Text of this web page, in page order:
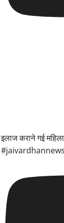
इलाज कराने गई
#jaivardhannews